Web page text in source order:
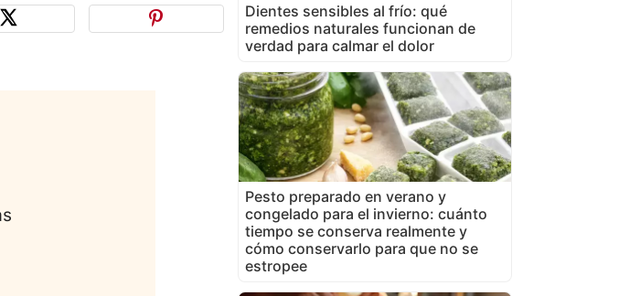
Dientes sensibles al frío: qué
remedios naturales funcionan de
verdad para calmar el dolor
Pesto preparado en verano y
congelado para el invierno: cuánto
tiempo se conserva realmente y
cómo conservarlo para que no se
estropee